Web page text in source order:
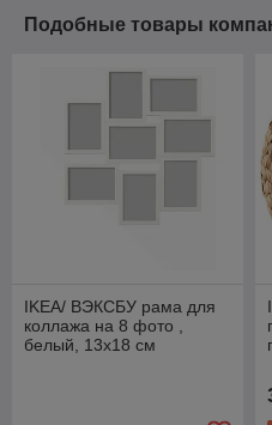
Подобные товары
IKEA/ ВЭКСБУ рама для
коллажа на 8 фото ,
белый, 13x18 см